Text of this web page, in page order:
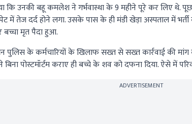
कि उनकी बहू कमलेश ने गर्भवास्था के 9 महीने पूरे कर लिए थे.
में तेज दर्द होने लगा. उसके पास के ही मंडी खेड़ा अस्पताल में
बच्चा मृत पैदा हुआ.
पुलिस के कर्मचारियों के खिलाफ सख्त से सख्त कार्रवाई की
बिना पोस्टमॉर्टम कराए ही बच्चे के शव को दफना दिया. ऐसे में
ADVERTISEMENT